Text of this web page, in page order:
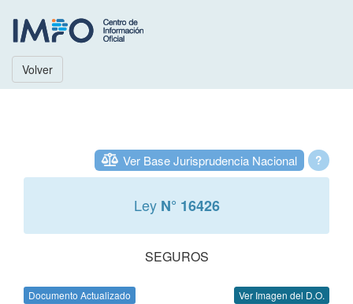
Volver
?
Ver Base Jurisprudencia Nacional
Ley N° 16426
SEGUROS
Documento Actualizado Ver Imagen del D.O.